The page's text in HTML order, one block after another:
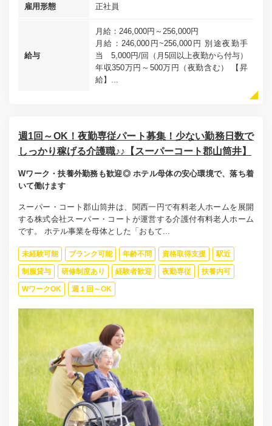
雇用形態 正社員
給与
月給：246,000円～256,000円
月給：246,000円~256,000円 別途夜勤手
当 5,000円/回（月5回以上夜勤から付与）
年収350万円～500万円（夜勤含む） 【昇
給】...
週1回～OK！夜勤専従パート募集！少ない勤務日数で
しっかり稼げる介護職♪♪【スーパーコート郡山筒井】
Wワーク・扶養外勤務も歓迎◎ ホテル母体の安心環境で、落ち着
いて働けます
スーパー・コート郡山筒井は、関西一円で有料老人ホームを展開
する株式会社スーパー・コートが運営する介護付有料老人ホーム
です。 ホテル事業を母体とした「おもて...
未経験可能 ブランク可能 年齢不問 資格取得支援 駅近
制服貸与 研修制度あり 経験者歓迎 夜勤専従 扶養内可
WワークOK 週１回～OK